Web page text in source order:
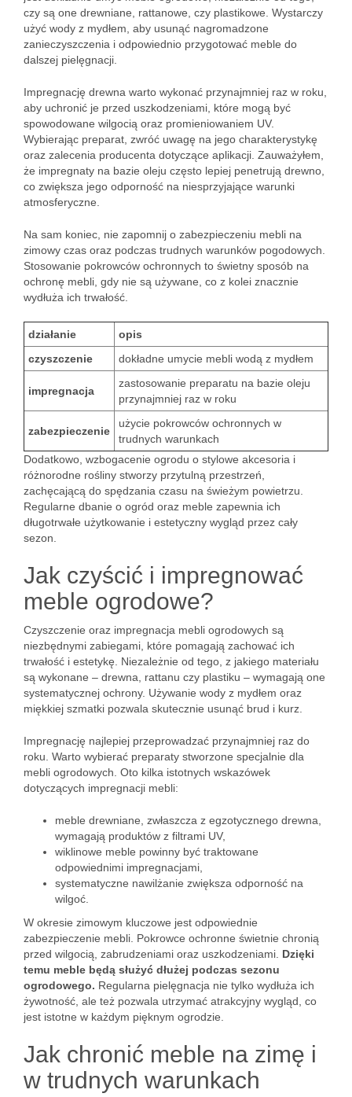
czy są one drewniane, rattanowe, czy plastikowe. Wystarczy
użyć wody z mydłem, aby usunąć nagromadzone
zanieczyszczenia i odpowiednio przygotować meble do
dalszej pielęgnacji.
Impregnację drewna warto wykonać przynajmniej raz w roku,
aby uchronić je przed uszkodzeniami, które mogą być
spowodowane wilgocią oraz promieniowaniem UV.
Wybierając preparat, zwróć uwagę na jego charakterystykę
oraz zalecenia producenta dotyczące aplikacji. Zauważyłem,
że impregnaty na bazie oleju często lepiej penetrują drewno,
co zwiększa jego odporność na niesprzyjające warunki
atmosferyczne.
Na sam koniec, nie zapomnij o zabezpieczeniu mebli na
zimowy czas oraz podczas trudnych warunków pogodowych.
Stosowanie pokrowców ochronnych to świetny sposób na
ochronę mebli, gdy nie są używane, co z kolei znacznie
wydłuża ich trwałość.
działanie
opis
czyszczenie
dokładne umycie mebli wodą z mydłem
impregnacja
zastosowanie preparatu na bazie oleju
przynajmniej raz w roku
zabezpieczenie
użycie pokrowców ochronnych w
trudnych warunkach
Dodatkowo, wzbogacenie ogrodu o stylowe akcesoria i
różnorodne rośliny stworzy przytulną przestrzeń,
zachęcającą do spędzania czasu na świeżym powietrzu.
Regularne dbanie o ogród oraz meble zapewnia ich
długotrwałe użytkowanie i estetyczny wygląd przez cały
sezon.
Jak czyścić i impregnować
meble ogrodowe?
Czyszczenie oraz impregnacja mebli ogrodowych są
niezbędnymi zabiegami, które pomagają zachować ich
trwałość i estetykę. Niezależnie od tego, z jakiego materiału
są wykonane – drewna, rattanu czy plastiku – wymagają one
systematycznej ochrony. Używanie wody z mydłem oraz
miękkiej szmatki pozwala skutecznie usunąć brud i kurz.
Impregnację najlepiej przeprowadzać przynajmniej raz do
roku. Warto wybierać preparaty stworzone specjalnie dla
mebli ogrodowych. Oto kilka istotnych wskazówek
dotyczących impregnacji mebli:
meble drewniane, zwłaszcza z egzotycznego drewna,
wymagają produktów z filtrami UV,
wiklinowe meble powinny być traktowane
odpowiednimi impregnacjami,
systematyczne nawilżanie zwiększa odporność na
wilgoć.
W okresie zimowym kluczowe jest odpowiednie
zabezpieczenie mebli. Pokrowce ochronne świetnie chronią
przed wilgocią, zabrudzeniami oraz uszkodzeniami. Dzięki
temu meble będą służyć dłużej podczas sezonu
ogrodowego. Regularna pielęgnacja nie tylko wydłuża ich
żywotność, ale też pozwala utrzymać atrakcyjny wygląd, co
jest istotne w każdym pięknym ogrodzie.
Jak chronić meble na zimę i
w trudnych warunkach